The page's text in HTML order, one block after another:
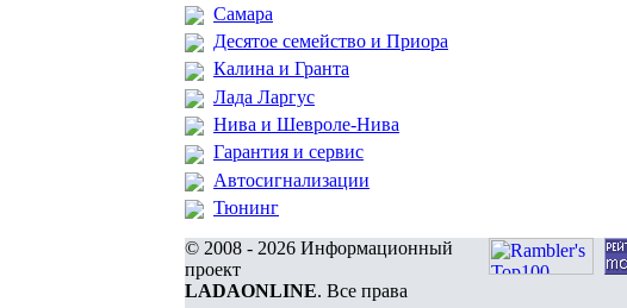
Самара
Десятое семейство и Приора
Калина и Гранта
Лада Ларгус
Нива и Шевроле-Нива
Гарантия и сервис
Автосигнализации
Тюнинг
© 2008 - 2026 Информационный
проект
LADAONLINE. Все права